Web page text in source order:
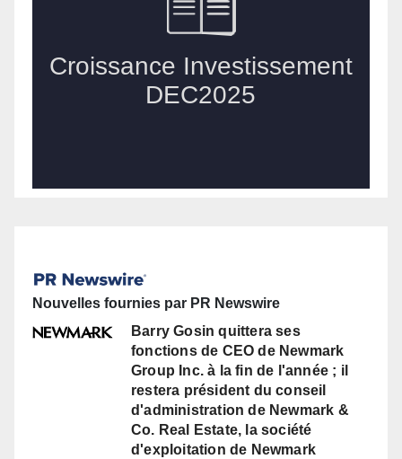
Nouvelles fournies par PR Newswire
Barry Gosin quittera ses
fonctions de CEO de Newmark
Group Inc. à la fin de l'année ; il
restera président du conseil
d'administration de Newmark &
Co. Real Estate, la société
d'exploitation de Newmark